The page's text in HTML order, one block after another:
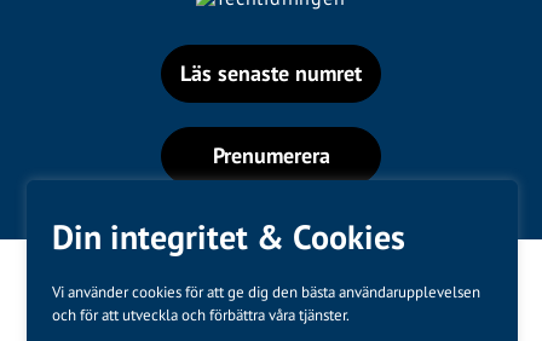
Din integritet & Cookies
Vi använder cookies för att ge dig den bästa användarupplevelsen
och för att utveckla och förbättra våra tjänster.
Läs senaste numret
Prenumerera